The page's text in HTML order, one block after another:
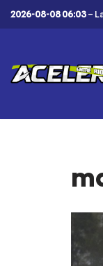
contenido
2026-08-08 06:03 –